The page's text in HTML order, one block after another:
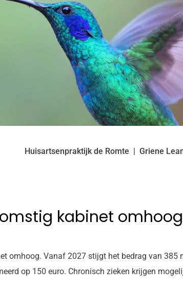
Huisartsenpraktijk de Romte Griene
kabinet omhoog
omhoog. Vanaf 2027 stijgt het bedrag van 385
op 150 euro. Chronisch zieken krijgen